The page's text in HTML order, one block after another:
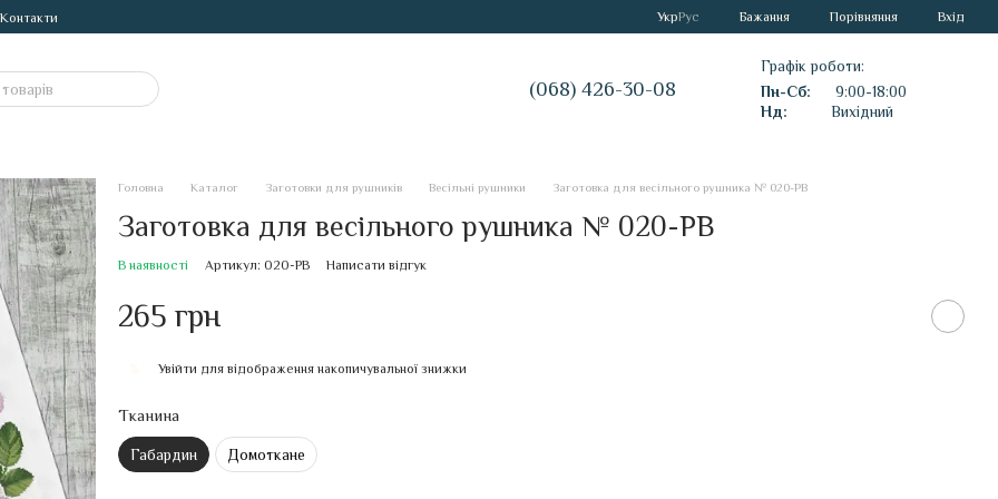
Контакти УкрРус Бажання Порівняння Вхід
(068) 426-30-08
Графік роботи:
Пн-Сб:
9:00-18:00
Нд:
Вихідний
Головна Каталог Заготовки для рушників Весільні рушники Заготовка для весільного рушника № 020-РВ
Заготовка для весільного рушника № 020-РВ
В наявності Артикул: 020-РВ Написати відгук
265 грн
Увійти для відображення накопичувальної знижки
Тканина
Габардин Домоткане